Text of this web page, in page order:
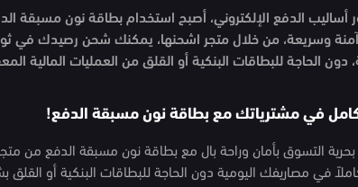
أساليب الدفع الإلكتروني، أصبح استخدام بطاقة نون مسبقة
وسريعة، من خلال متجر اشحنها، يمكنك شحن رصيدك في
دون الحاجة للبطاقات البنكية أو القلق من العمليات المالية
في مشترياتك مع بطاقة نون مسبقة الدفع!
التسوق بأمان وراحة بال مع بطاقة نون مسبقة الدفع من
في مصاريفك اليومية دون الحاجة للبطاقات البنكية أو القلق